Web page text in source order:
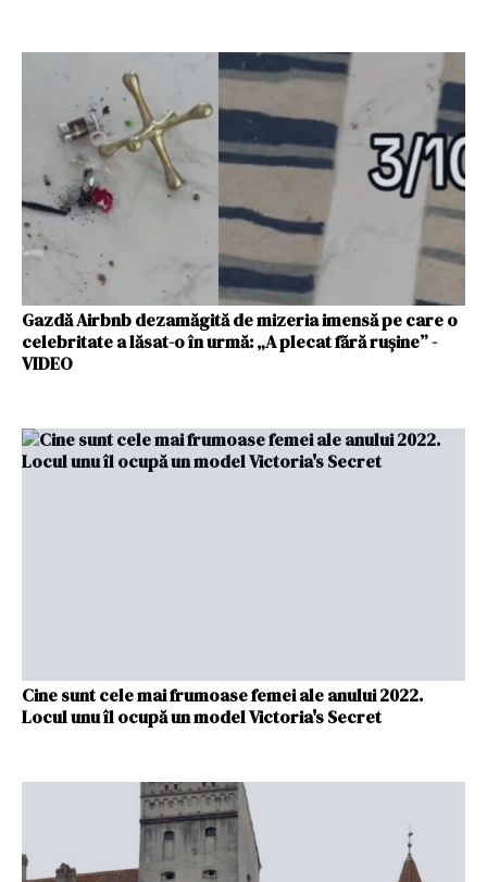
Gazdă Airbnb dezamăgită de mizeria imensă pe care o
celebritate a lăsat-o în urmă: „A plecat fără rușine” -
VIDEO
Cine sunt cele mai frumoase femei ale anului 2022.
Locul unu îl ocupă un model Victoria's Secret